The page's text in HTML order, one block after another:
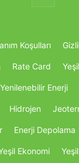
Koşulları
Rate Card
Yenilenebilir Enerji
Hidrojen
Enerji Depolama
Ekonomi